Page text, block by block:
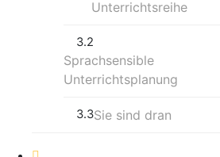
Unterrichtsreihe
3.2
Sprachsensible
Unterrichtsplanung
3.3Sie sind dran